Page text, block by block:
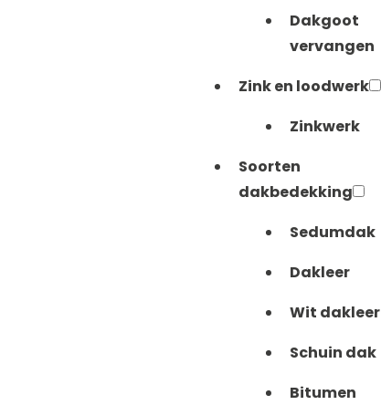
Dakgoot
vervangen
Zink en loodwerk
Zinkwerk
Soorten
dakbedekking
Sedumdak
Dakleer
Wit dakleer
Schuin dak
Bitumen